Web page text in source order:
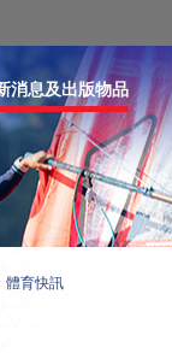
消息及出版物品
體育快訊